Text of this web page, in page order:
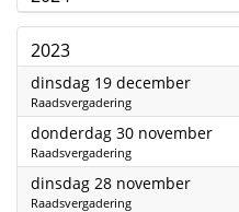
2023
dinsdag 19 december2023
Raadsvergadering
donderdag 30 november2023
Raadsvergadering
dinsdag 28 november2023
Raadsvergadering